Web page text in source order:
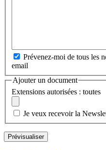
Prévenez-moi de tous les
email
Ajouter un document
Extensions autorisées : toutes
Je veux recevoir la